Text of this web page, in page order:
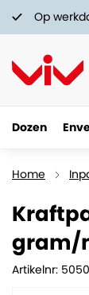
Op
Dozen
Home
gram/
Artikelnr: